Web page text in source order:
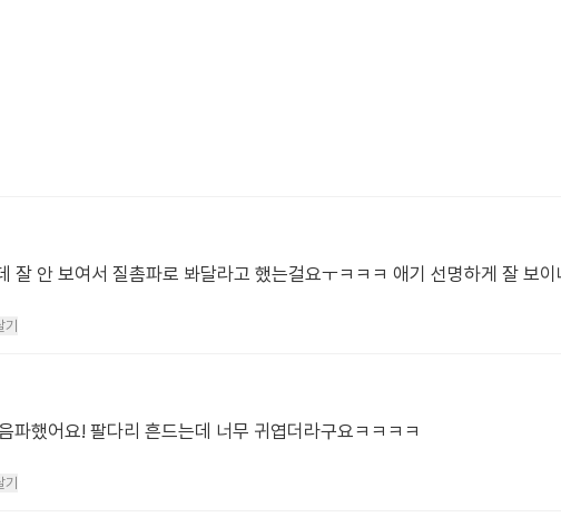
잘 안 보여서 질촘파로 봐달라고 했는걸요ㅜㅋㅋㅋ 애기 선명하게 잘 보이
기
파했어요! 팔다리 흔드는데 너무 귀엽더라구요ㅋㅋㅋㅋ
기